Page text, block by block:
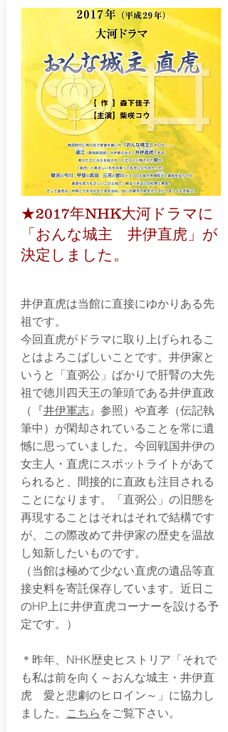
★2017年NHK大河ドラマに
「おんな城主 井伊直虎」が
決定しました。
井伊直虎は当館に直接にゆかりある先
祖です。
今回直虎がドラマに取り上げられるこ
とはよろこばしいことです。井伊家と
いうと「直弼公」ばかりで肝腎の大先
祖で徳川四天王の筆頭である井伊直政
（『井伊軍志』参照）や直孝（伝記執
筆中）が閑却されていることを常に遺
憾に思っていました。今回戦国井伊の
女主人・直虎にスポットライトがあて
られると、間接的に直政も注目される
ことになります。「直弼公」の旧態を
再現することはそれはそれで結構です
が、この際改めて井伊家の歴史を温故
し知新したいものです。
（当館は極めて少ない直虎の遺品等直
接史料を寄託保存しています。近日こ
のHP上に井伊直虎コーナーを設ける予
定です。）
＊昨年、NHK歴史ヒストリア「それで
も私は前を向く～おんな城主・井伊直
虎 愛と悲劇のヒロイン～」に協力し
ました。
こちら をご覧下さい。